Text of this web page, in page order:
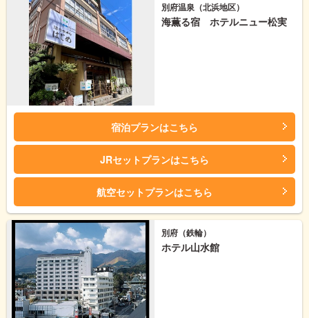
別府温泉（北浜地区）
海薫る宿 ホテルニュー松実
宿泊プランはこちら
JRセットプランはこちら
航空セットプランはこちら
別府（鉄輪）
ホテル山水館